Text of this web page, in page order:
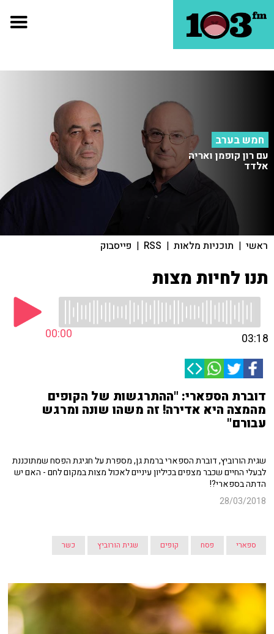
חמש בערב
עם רון קופמן ואריה
אלדד
ראשי | תוכניות מלאות |
RSS
| פייסבוק
תנו לחיות מצות
00:00 03:18
דוברת הספארי: "ההתרגשות של הקופים
מהמצה היא אדירה! זה משהו שונה ומרגש
עבורם"
שגית הורוביץ, דוברת הספארי ברמת גן, מספרת על חגיגת הפסח שמתוכננת
לבעלי החיים שכבר מצפים בכיליון עיניים לאכול מצות במקום לחם - האם יש
הדתה בספארי?!
28/03/2018
ספארי פסח קופים שגית הורוביץ כשר